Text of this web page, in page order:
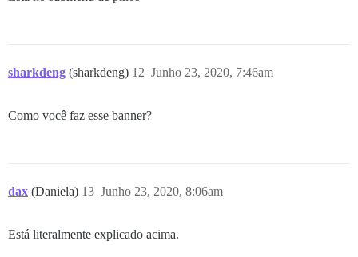
sharkdeng (sharkdeng) Junho 23, 2020, 7:46am
12
Como você faz esse banner?
dax (Daniela) Junho 23, 2020, 8:06am
13
Está literalmente explicado acima.